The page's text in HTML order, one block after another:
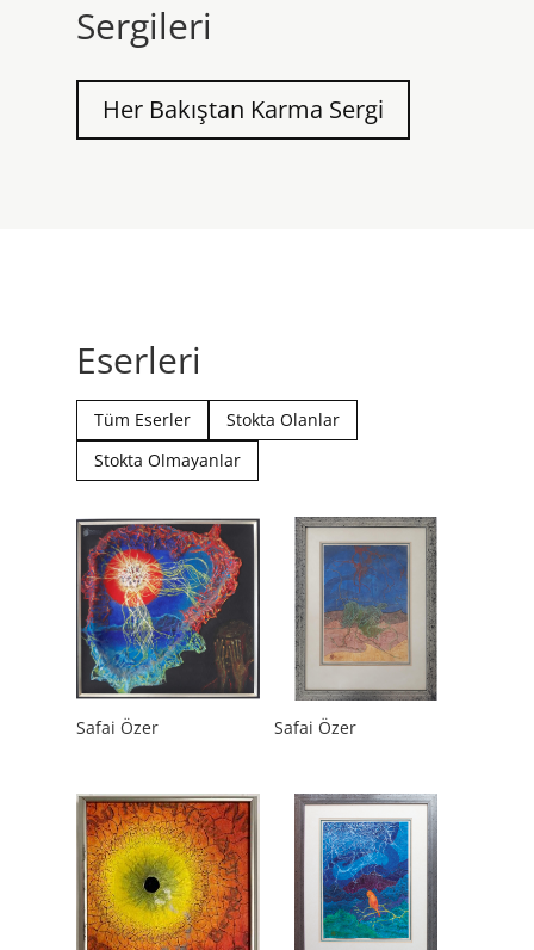
Sergileri
Her Bakıştan Karma Sergi
Eserleri
Tüm Eserler
Stokta Olanlar
Stokta Olmayanlar
Safai Özer Safai Özer